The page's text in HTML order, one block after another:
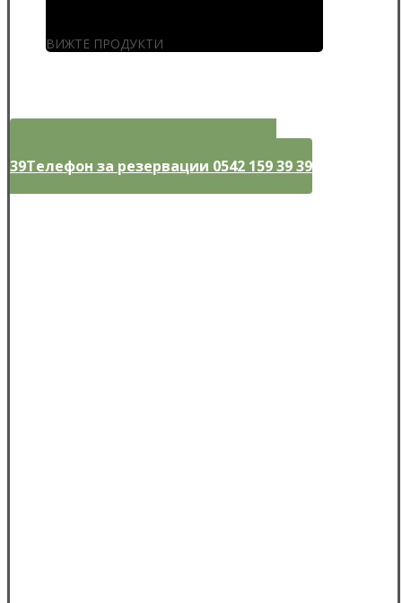
ВИЖТЕ ПРОДУКТИ
39Телефон за резервации 0542 159 39 39